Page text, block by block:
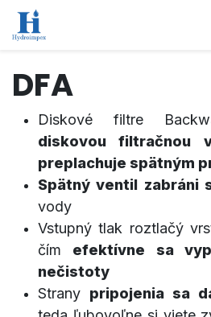
Přejít na obsah
DFA
Diskové filtre
diskovou filtračnou
preplachuje spätným
Spätný ventil zabráni
vody
Vstupný tlak roztlačý
čím efektívne sa
nečistoty
Strany pripojenia sa